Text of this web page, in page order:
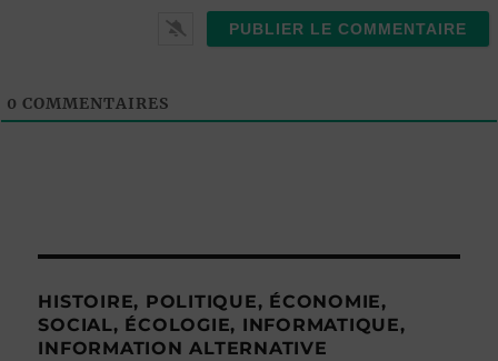
0 COMMENTAIRES
HISTOIRE, POLITIQUE, ÉCONOMIE,
SOCIAL, ÉCOLOGIE, INFORMATIQUE,
INFORMATION ALTERNATIVE